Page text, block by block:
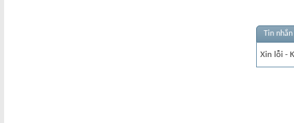
Tin
Xin lỗi -